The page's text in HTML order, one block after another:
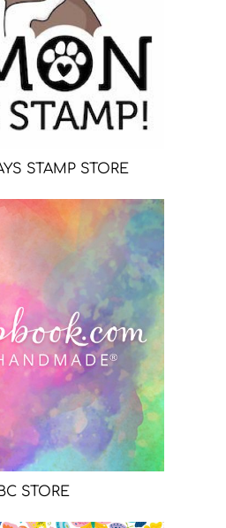
STAMP STORE
STORE